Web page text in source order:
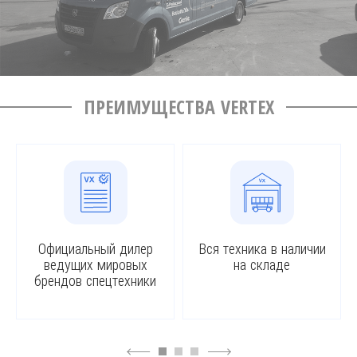
ПРЕИМУЩЕСТВА VERTEX
Официальный дилер
ведущих мировых
брендов спецтехники
Вся техника в наличии
на складе
4 6